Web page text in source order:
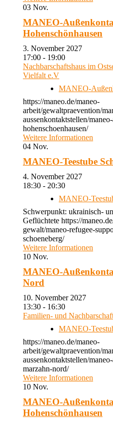
03 Nov.
MANEO-
Hohenschönhausen
3. November 2027
17:00 - 19:00
Nachbarschaftshaus im
Vielfalt e.V
MANEO-
https://maneo.de/maneo-
arbeit/gewaltpraevention/
aussenkontaktstellen/
hohenschoenhausen/
Weitere Informationen
04 Nov.
MANEO-Teestube
4. November 2027
18:30 - 20:30
MANEO-
Schwerpunkt: ukrainisch-
Geflüchtete https://
gewalt/maneo-refugee-
schoeneberg/
Weitere Informationen
10 Nov.
MANEO-
Nord
10. November 2027
13:30 - 16:30
Familien- und
MANEO-
https://maneo.de/maneo-
arbeit/gewaltpraevention/
aussenkontaktstellen/
marzahn-nord/
Weitere Informationen
10 Nov.
MANEO-
Hohenschönhausen